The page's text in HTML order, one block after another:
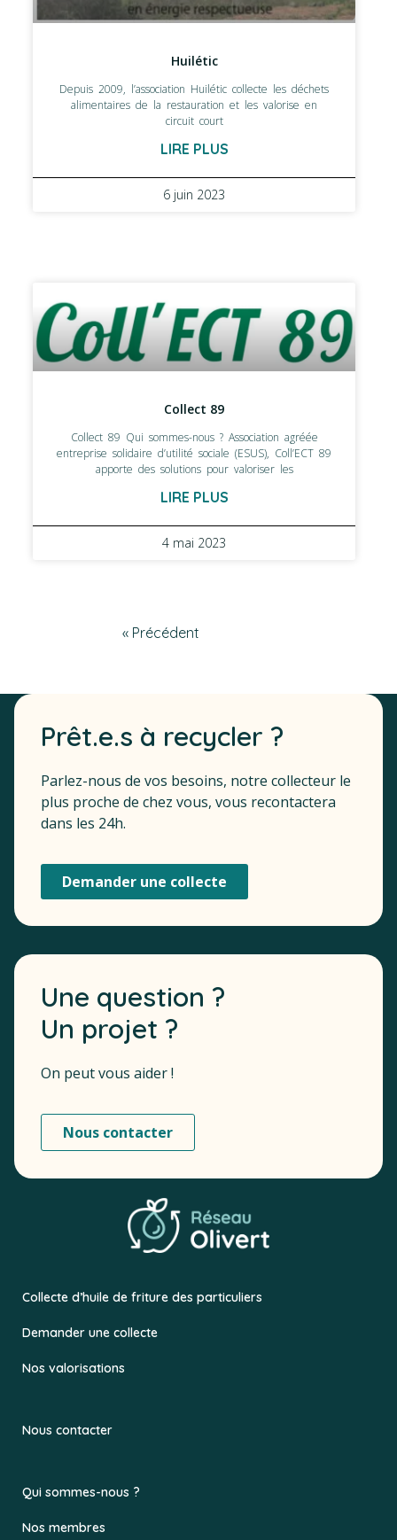
Huilétic
Depuis 2009, l’association Huilétic collecte les déchets
alimentaires de la restauration et les valorise en
circuit court
LIRE PLUS
6 juin 2023
Collect 89
Collect 89 Qui sommes-nous ? Association agréée
entreprise solidaire d’utilité sociale (ESUS), Coll’ECT 89
apporte des solutions pour valoriser les
LIRE PLUS
4 mai 2023
« Précédent
Prêt.e.s à recycler ?
Parlez-nous de vos besoins, notre collecteur le
plus proche de chez vous, vous recontactera
dans les 24h.
Demander une collecte
Une question ?
Un projet ?
On peut vous aider !
Nous contacter
Collecte d’huile de friture des particuliers
Demander une collecte
Nos valorisations
Nous contacter
Qui sommes-nous ?
Nos membres